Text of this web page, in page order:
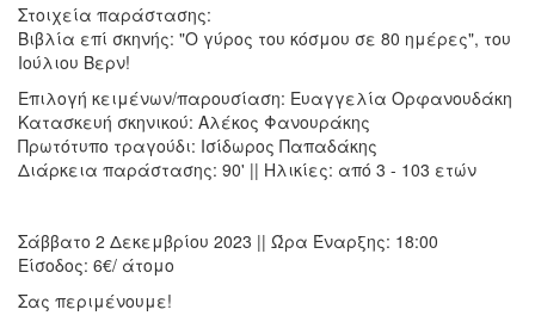
Στοιχεία παράστασης:
Βιβλία επί σκηνής: "Ο γύρος του κόσμου σε 80 ημέρες", του
Ιούλιου Βερν!
Επιλογή κειμένων/παρουσίαση: Ευαγγελία Ορφανουδάκη
Κατασκευή σκηνικού: Αλέκος Φανουράκης
Πρωτότυπο τραγούδι: Ισίδωρος Παπαδάκης
Διάρκεια παράστασης: 90' || Ηλικίες: από 3 - 103 ετών
Σάββατο 2 Δεκεμβρίου 2023 || Ώρα Έναρξης: 18:00
Είσοδος: 6€/ άτομο
Σας περιμένουμε!